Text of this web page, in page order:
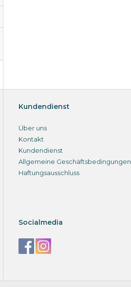
Kundendienst
Über uns
Kontakt
Kundendienst
Allgemeine Geschäftsbedingungen
Haftungsausschluss
Socialmedia